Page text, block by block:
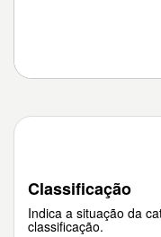
Classificação
Indica a situação da
classificação.